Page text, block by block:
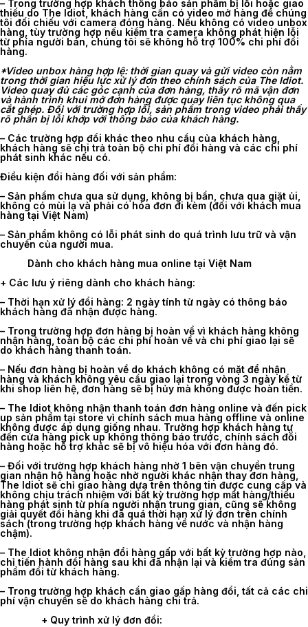
– Trong trường hợp khách thông báo sản phẩm bị lỗi hoặc giao
thiếu do The Idiot, khách hàng cần có video mở hàng để chúng
tôi đối chiếu với camera đóng hàng. Nếu không có video unbox
hàng, tùy trường hợp nếu kiểm tra camera không phát hiện lỗi
từ phía người bán, chúng tôi sẽ không hỗ trợ 100% chi phí đổi
hàng.
*Video unbox hàng hợp lệ: thời gian quay và gửi video còn nằm
trong thời gian hiệu lực xử lý đơn theo chính sách của The Idiot.
Video quay đủ các góc cạnh của đơn hàng, thấy rõ mã vận đơn
và hành trình khui mở đơn hàng được quay liên tục không qua
cắt ghép. Đối với trường hợp lỗi, sản phẩm trong video phải thấy
rõ phần bị lỗi khớp với thông báo của khách hàng.
– Các trường hợp đổi khác theo nhu cầu của khách hàng,
khách hàng sẽ chi trả toàn bộ chi phí đổi hàng và các chi phí
phát sinh khác nếu có.
Điều kiện đổi hàng đối với sản phẩm:
– Sản phẩm chưa qua sử dụng, không bị bẩn, chưa qua giặt ủi,
không có mùi lạ và phải có hóa đơn đi kèm (đối với khách mua
hàng tại Việt Nam)
– Sản phẩm không có lỗi phát sinh do quá trình lưu trữ và vận
chuyển của người mua.
Dành cho khách hàng mua online tại Việt Nam
+ Các lưu ý riêng dành cho khách hàng:
– Thời hạn xử lý đổi hàng: 2 ngày tính từ ngày có thông báo
khách hàng đã nhận được hàng.
– Trong trường hợp đơn hàng bị hoàn về vì khách hàng không
nhận hàng, toàn bộ các chi phí hoàn về và chi phí giao lại sẽ
do khách hàng thanh toán.
– Nếu đơn hàng bị hoàn về do khách không có mặt để nhận
hàng và khách không yêu cầu giao lại trong vòng 3 ngày kể từ
khi shop liên hệ, đơn hàng sẽ bị hủy mà không được hoàn tiền.
– The Idiot không nhận thanh toán đơn hàng online và đến pick
up sản phẩm tại store vì chính sách mua hàng offline và online
không được áp dụng giống nhau. Trường hợp khách hàng tự
đến cửa hàng pick up không thông báo trước, chính sách đổi
hàng hoặc hỗ trợ khác sẽ bị vô hiệu hóa với đơn hàng đó.
– Đối với trường hợp khách hàng nhờ 1 bên vận chuyển trung
gian nhận hộ hàng hoặc nhờ người khác nhận thay đơn hàng,
The Idiot sẽ chỉ giao hàng dựa trên thông tin được cung cấp và
không chịu trách nhiệm với bất kỳ trường hợp mất hàng/thiếu
hàng phát sinh từ phía người nhận trung gian, cũng sẽ không
giải quyết đổi hàng khi đã quá thời hạn xử lý đơn trên chính
sách (trong trường hợp khách hàng về nước và nhận hàng
chậm).
– The Idiot không nhận đổi hàng gấp với bất kỳ trường hợp nào,
chỉ tiến hành đổi hàng sau khi đã nhận lại và kiểm tra đúng sản
phẩm đổi từ khách hàng.
– Trong trường hợp khách cần giao gấp hàng đổi, tất cả các chi
phí vận chuyển sẽ do khách hàng chi trả.
+ Quy trình xử lý đơn đổi: